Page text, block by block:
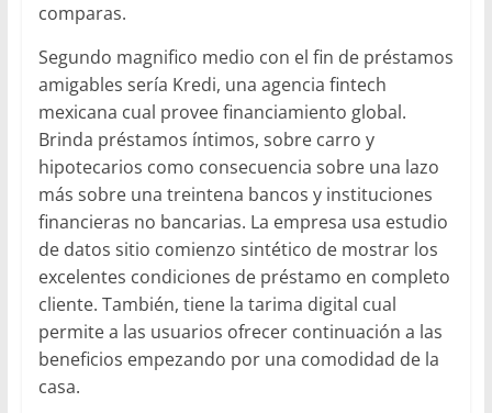
comparas.
Segundo magnifico medio con el fin de préstamos
amigables serí­a Kredi, una agencia fintech
mexicana cual provee financiamiento global.
Brinda préstamos íntimos, sobre carro y
hipotecarios como consecuencia sobre una lazo
más sobre una treintena bancos y instituciones
financieras no bancarias. La empresa usa estudio
de datos sitio comienzo sintético de mostrar los
excelentes condiciones de préstamo en completo
cliente. También, tiene la tarima digital cual
permite a las usuarios ofrecer continuación a las
beneficios empezando por una comodidad de la
casa.